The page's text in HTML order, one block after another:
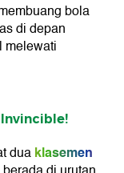
bola
di depan
melewati
duaklasemen